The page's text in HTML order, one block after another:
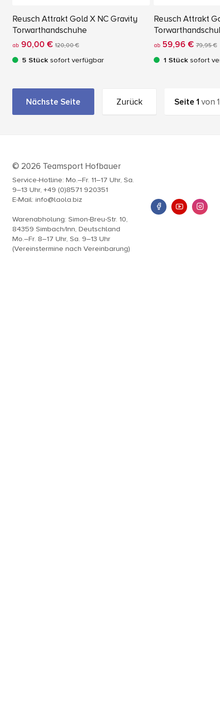
Reusch Attrakt Gold X NC Gravity
Torwarthandschuhe
ab 90,00 € 120,00 €
5 Stück sofort verfügbar
Reusch Attrakt
ab 59,96 € 79,95 €
1 Stück sofort
Nächste Seite Zurück Seite1 von1
© 2026 Teamsport Hofbauer
Service-Hotline: Mo.–Fr. 11–17 Uhr, Sa.
9–13 Uhr, +49 (0)8571 920351
E-Mail: info@laola.biz
Warenabholung: Simon-Breu-Str. 10,
84359 Simbach/Inn, Deutschland
Mo.–Fr. 8–17 Uhr, Sa. 9–13 Uhr
(Vereinstermine nach Vereinbarung)